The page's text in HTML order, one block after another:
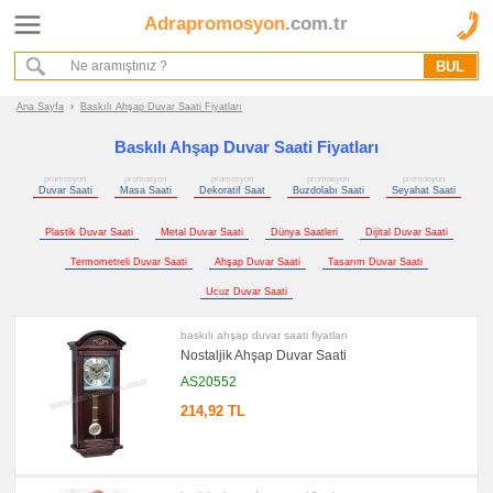
Adrapromosyon.com.tr
Ana Sayfa › Baskılı Ahşap Duvar Saati Fiyatları
Baskılı Ahşap Duvar Saati Fiyatları
promosyon
Duvar Saati
promosyon
Masa Saati
promosyon
Dekoratif Saat
promosyon
Buzdolabı Saati
promosyon
Seyahat Saati
Plastik Duvar Saati Metal Duvar Saati Dünya Saatleri Dijital Duvar Saati
Termometreli Duvar Saati Ahşap Duvar Saati Tasarım Duvar Saati
Ucuz Duvar Saati
baskılı ahşap duvar saati fiyatları
Nostaljik Ahşap Duvar Saati
AS20552
214,92 TL
Ana Sayfa
Hakkımızda
Kurumsal Hizmet Akışımız
Promosyon
Saat
promosyon
Masa
Saati
promosyon
Dekoratif
Saat
promosyon